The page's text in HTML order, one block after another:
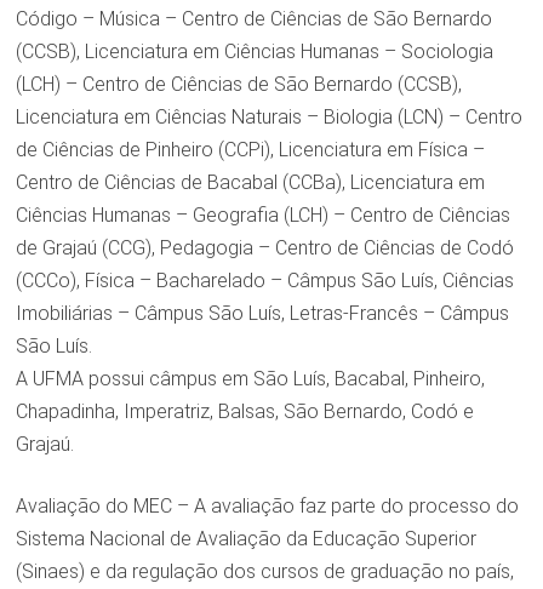
Código – Música – Centro de Ciências de São Bernardo
(CCSB), Licenciatura em Ciências Humanas – Sociologia
(LCH) – Centro de Ciências de São Bernardo (CCSB),
Licenciatura em Ciências Naturais – Biologia (LCN) – Centro
de Ciências de Pinheiro (CCPi), Licenciatura em Física –
Centro de Ciências de Bacabal (CCBa), Licenciatura em
Ciências Humanas – Geografia (LCH) – Centro de Ciências
de Grajaú (CCG), Pedagogia – Centro de Ciências de Codó
(CCCo), Física – Bacharelado – Câmpus São Luís, Ciências
Imobiliárias – Câmpus São Luís, Letras-Francês – Câmpus
São Luís.
A UFMA possui câmpus em São Luís, Bacabal, Pinheiro,
Chapadinha, Imperatriz, Balsas, São Bernardo, Codó e
Grajaú.
Avaliação do MEC – A avaliação faz parte do processo do
Sistema Nacional de Avaliação da Educação Superior
(Sinaes) e da regulação dos cursos de graduação no país,